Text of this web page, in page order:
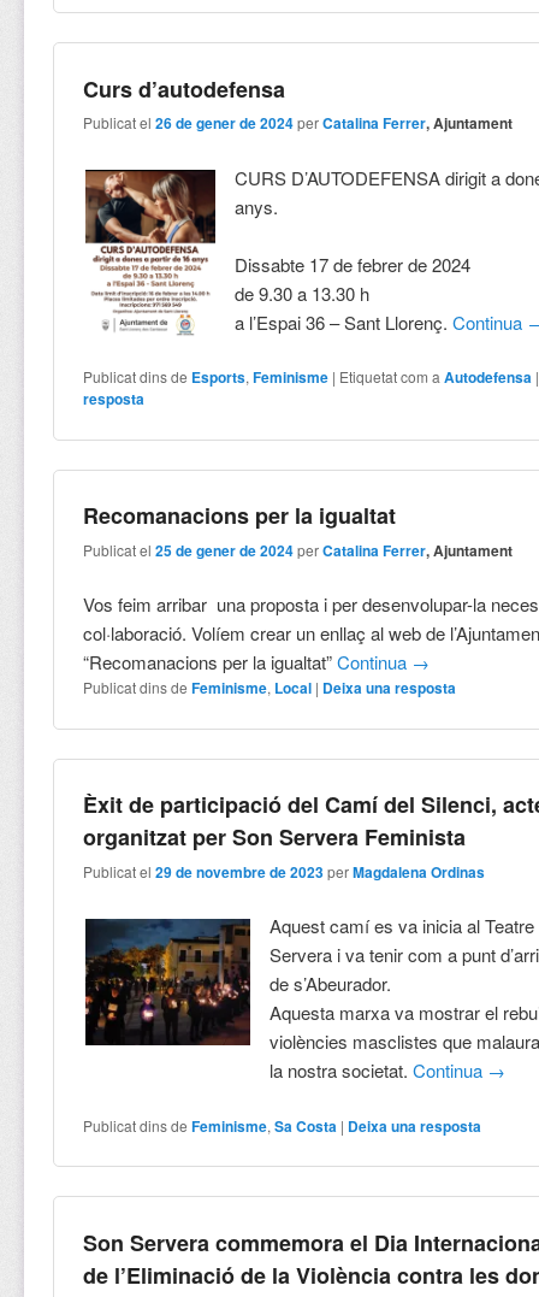
Curs d’autodefensa
Publicat el26 de gener de 2024 perCatalina Ferrer, Ajuntament
CURS D’AUTODEFENSA dirigit a
anys.
Dissabte 17 de febrer de 2024
de 9.30 a 13.30 h
a l’Espai 36 – Sant Llorenç.Continua
Publicat dins de Esports,Feminisme | Etiquetat com a Autodefensa
resposta
Recomanacions per la igualtat
Publicat el25 de gener de 2024 perCatalina Ferrer, Ajuntament
Vos feim arribar una proposta i per desenvolupar-la
col·laboració. Volíem crear un enllaç al web de
“Recomanacions per la igualtat”Continua →
Publicat dins de Feminisme, Local | Deixa una resposta
Èxit de participació del Camí del Silenci,
organitzat per Son Servera Feminista
Publicat el29 de novembre de 2023 perMagdalena Ordinas
Aquest camí es va inicia al
Servera i va tenir com a punt
de s’Abeurador.
Aquesta marxa va mostrar el
violències masclistes que
la nostra societat.Continua →
Publicat dins de Feminisme,Sa Costa | Deixa una resposta
Son Servera commemora el Dia
de l’Eliminació de la Violència contra les